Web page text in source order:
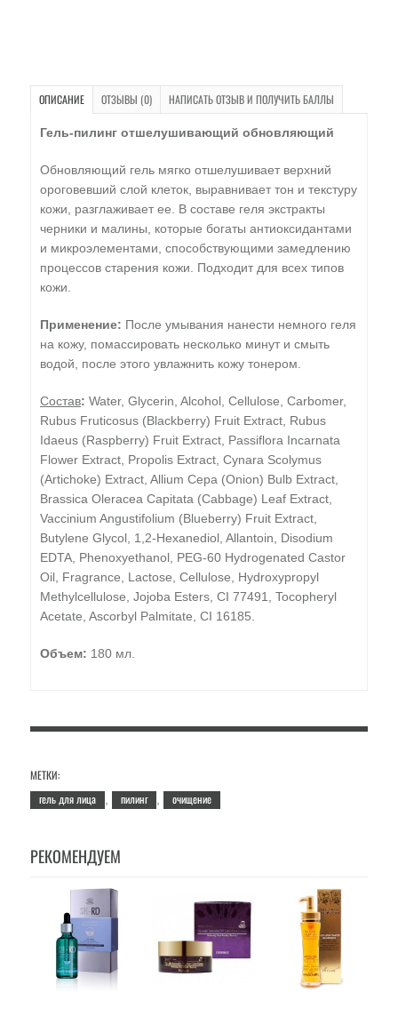
ОПИСАНИЕ ОТЗЫВЫ (0) НАПИСАТЬ ОТЗЫВ И ПОЛУЧИТЬ БАЛЛЫ
Гель-пилинг отшелушивающий обновляющий
Обновляющий гель мягко отшелушивает верхний
ороговевший слой клеток, выравнивает тон и текстуру
кожи, разглаживает ее. В составе геля экстракты
черники и малины, которые богаты антиоксидантами
и микроэлементами, способствующими замедлению
процессов старения кожи. Подходит для всех типов
кожи.
Применение: После умывания нанести немного геля
на кожу, помассировать несколько минут и смыть
водой, после этого увлажнить кожу тонером.
Состав: Water, Glycerin, Alcohol, Cellulose, Carbomer,
Rubus Fruticosus (Blackberry) Fruit Extract, Rubus
Idaeus (Raspberry) Fruit Extract, Passiflora Incarnata
Flower Extract, Propolis Extract, Cynara Scolymus
(Artichoke) Extract, Allium Cepa (Onion) Bulb Extract,
Brassica Oleracea Capitata (Cabbage) Leaf Extract,
Vaccinium Angustifolium (Blueberry) Fruit Extract,
Butylene Glycol, 1,2-Hexanediol, Allantoin, Disodium
EDTA, Phenoxyethanol, PEG-60 Hydrogenated Castor
Oil, Fragrance, Lactose, Cellulose, Hydroxypropyl
Methylcellulose, Jojoba Esters, CI 77491, Tocopheryl
Acetate, Ascorbyl Palmitate, CI 16185.
Объем: 180 мл.
МЕТКИ:
гель для лица
пилинг очищение
РЕКОМЕНДУЕМ